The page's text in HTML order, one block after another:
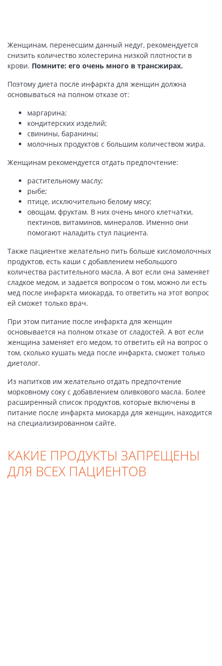
Женщинам, перенесшим данный недуг, рекомендуется
снизить количество холестерина низкой плотности в
крови. Помните: его очень много в трансжирах.
Поэтому диета после инфаркта для женщин должна
основываться на полном отказе от:
маргарина;
кондитерских изделий;
свинины, баранины;
молочных продуктов с большим количеством жира.
Женщинам рекомендуется отдать предпочтение:
растительному маслу;
рыбе;
птице, исключительно белому мясу;
овощам, фруктам. В них очень много клетчатки,
пектинов, витаминов, минералов. Именно они
помогают наладить стул пациента.
Также пациентке желательно пить больше кисломолочных
продуктов, есть каши с добавлением небольшого
количества растительного масла. А вот если она заменяет
сладкое медом, и задается вопросом о том, можно ли есть
мед после инфаркта миокарда, то ответить на этот вопрос
ей сможет только врач.
При этом питание после инфаркта для женщин
основывается на полном отказе от сладостей. А вот если
женщина заменяет его медом, то ответить ей на вопрос о
том, сколько кушать меда после инфаркта, сможет только
диетолог.
Из напитков им желательно отдать предпочтение
морковному соку с добавлением оливкового масла. Более
расширенный список продуктов, которые включены в
питание после инфаркта миокарда для женщин, находится
на специализированном сайте.
КАКИЕ ПРОДУКТЫ ЗАПРЕЩЕНЫ
ДЛЯ ВСЕХ ПАЦИЕНТОВ